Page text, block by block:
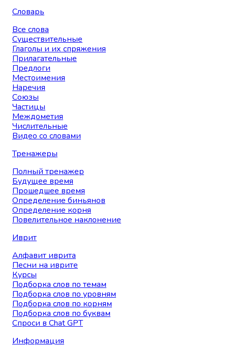
Словарь
Все слова
Существительные
Глаголы и их спряжения
Прилагательные
Предлоги
Местоимения
Наречия
Союзы
Частицы
Междометия
Числительные
Видео со словами
Тренажеры
Полный тренажер
Будущее время
Прошедшее время
Определение биньянов
Определение корня
Повелительное наклонение
Иврит
Алфавит иврита
Песни на иврите
Курсы
Подборка слов по темам
Подборка слов по уровням
Подборка слов по корням
Подборка слов по буквам
Спроси в Chat GPT
Информация